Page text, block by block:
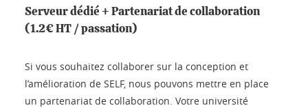
Serveur dédié + Partenariat de collaboration
(1.2€ HT / passation)
Si vous souhaitez collaborer sur la conception et
l’amélioration de SELF, nous pouvons mettre en place
un partenariat de collaboration. Votre université